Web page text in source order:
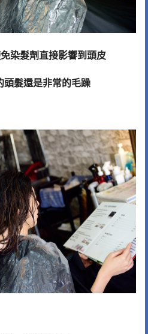
染髮劑直接影響到頭皮
頭髮還是非常的毛躁